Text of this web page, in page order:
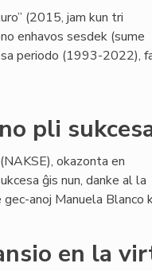
(2015, jam kun tri
enhavos sesdek (sume
periodo (1993-2022),
pli
okazonta en
ĝis nun, danke al la
anoj Manuela Blanco
en la